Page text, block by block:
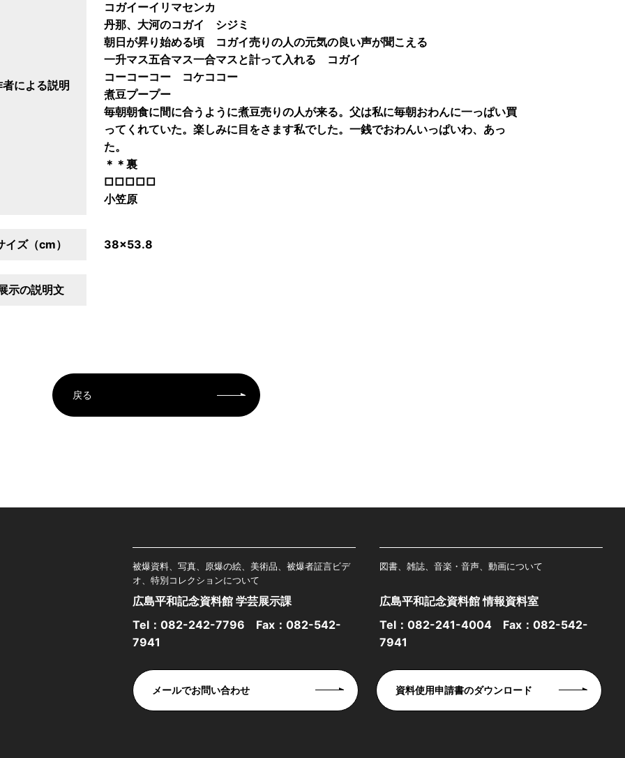
者による説明
コガイーイリマセンカ
丹那、大河のコガイ シジミ
朝日が昇り始める頃 コガイ売りの人の元気の良い声が聞こえる
一升マス五合マス一合マスと計って入れる コガイ
コーコーコー コケココー
煮豆プープー
毎朝朝食に間に合うように煮豆売りの人が来る。父は私に毎朝おわんに一っぱい買
ってくれていた。楽しみに目をさます私でした。一銭でおわんいっぱいわ、あっ
た。
＊＊裏
□□□□□
小笠原
イズ（cm） 38×53.8
示の説明文
戻る
被爆資料、写真、原爆の絵、美術品、被爆者証言ビデ
オ、特別コレクションについて
広島平和記念資料館 学芸展示課
Tel： 082-242-7796 Fax：082-542-
7941
図書、雑誌、音楽・音声、動画について
広島平和記念資料館 情報資料室
Tel： 082-241-4004 Fax：082-542-
7941
メールでお問い合わせ 資料使用申請書のダウンロード